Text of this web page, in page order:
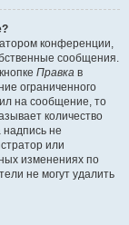
конференции,
сообщения.
Правка в
ограниченного
на сообщение, то
количество
надпись не
или
изменениях по
не могут удалить